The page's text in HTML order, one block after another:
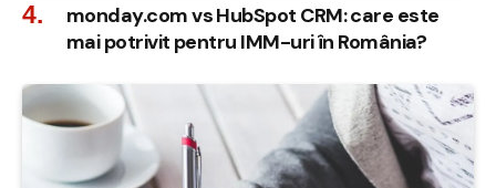
monday.com vs HubSpot CRM: care este
mai potrivit pentru IMM-uri în România?